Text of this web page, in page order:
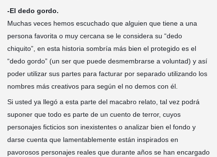
-El dedo gordo.
Muchas veces hemos escuchado que alguien que tiene a una
persona favorita o muy cercana se le considera su “dedo
chiquito”, en esta historia sombría más bien el protegido es el
“dedo gordo” (un ser que puede desmembrarse a voluntad) y así
poder utilizar sus partes para facturar por separado utilizando los
nombres más creativos para según el no demos con él.
Si usted ya llegó a esta parte del macabro relato, tal vez podrá
suponer que todo es parte de un cuento de terror, cuyos
personajes ficticios son inexistentes o analizar bien el fondo y
darse cuenta que lamentablemente están inspirados en
pavorosos personajes reales que durante años se han encargado